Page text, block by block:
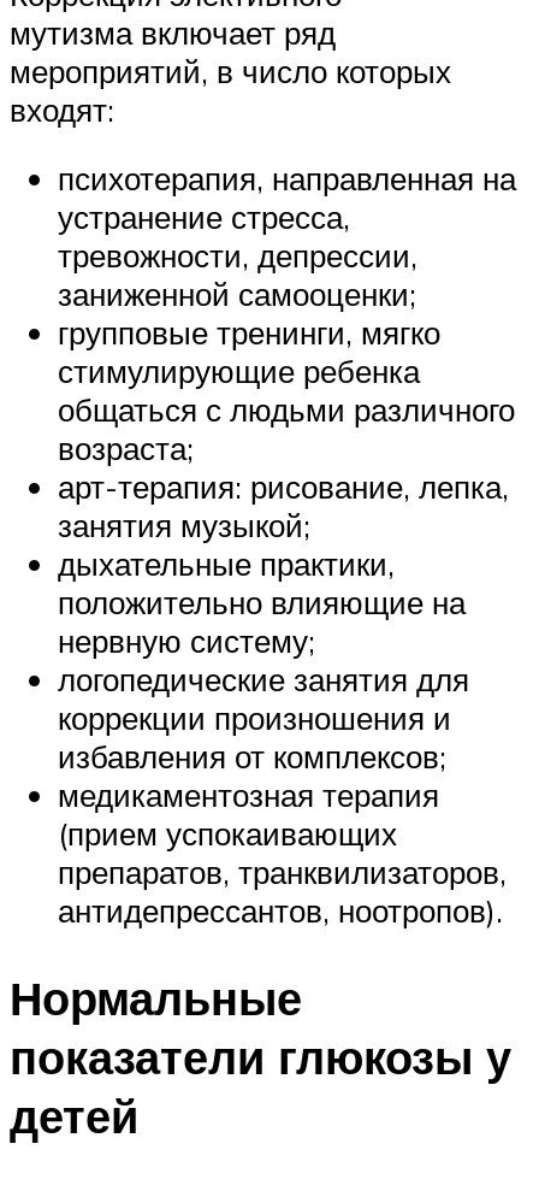
мутизма включает ряд
мероприятий, в число которых
входят:
психотерапия, направленная на
устранение стресса,
тревожности, депрессии,
заниженной самооценки;
групповые тренинги, мягко
стимулирующие ребенка
общаться с людьми различного
возраста;
арт-терапия: рисование, лепка,
занятия музыкой;
дыхательные практики,
положительно влияющие на
нервную систему;
логопедические занятия для
коррекции произношения и
избавления от комплексов;
медикаментозная терапия
(прием успокаивающих
препаратов, транквилизаторов,
антидепрессантов, ноотропов).
Нормальные
показатели глюкозы у
детей